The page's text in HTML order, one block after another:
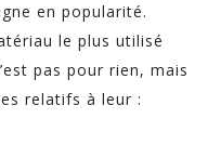
en popularité.
le plus utilisé
pas pour rien, mais
relatifs à leur :